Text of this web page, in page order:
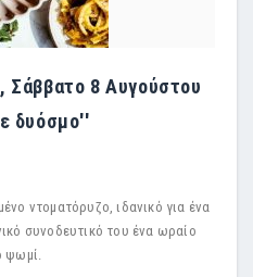
Σάββατο 8 Αυγούστου
δυόσμο''
ντοματόρυζο, ιδανικό για ένα
συνοδευτικό του ένα ωραίο
ψωμί.